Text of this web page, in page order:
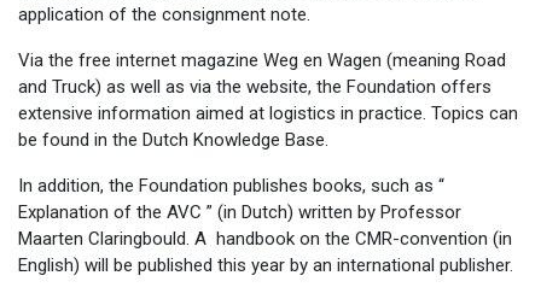
application of the consignment note.
Via the free internet magazine Weg en Wagen (meaning Road
and Truck) as well as via the website, the Foundation offers
extensive information aimed at logistics in practice. Topics can
be found in the Dutch Knowledge Base.
In addition, the Foundation publishes books, such as “
Explanation of the AVC ” (in Dutch) written by Professor
Maarten Claringbould. A handbook on the CMR-convention (in
English) will be published this year by an international publisher.